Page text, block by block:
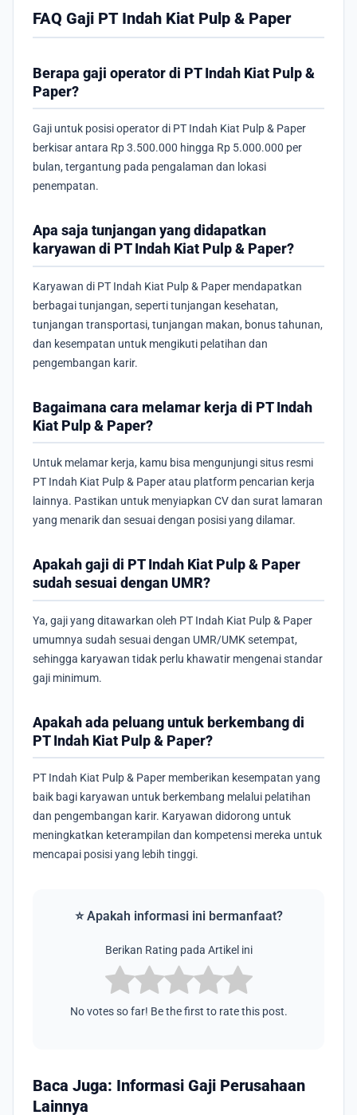
FAQ Gaji PT Indah Kiat Pulp & Paper
Berapa gaji operator di PT Indah Kiat Pulp &
Paper?
Gaji untuk posisi operator di PT Indah Kiat Pulp & Paper
berkisar antara Rp 3.500.000 hingga Rp 5.000.000 per
bulan, tergantung pada pengalaman dan lokasi
penempatan.
Apa saja tunjangan yang didapatkan
karyawan di PT Indah Kiat Pulp & Paper?
Karyawan di PT Indah Kiat Pulp & Paper mendapatkan
berbagai tunjangan, seperti tunjangan kesehatan,
tunjangan transportasi, tunjangan makan, bonus tahunan,
dan kesempatan untuk mengikuti pelatihan dan
pengembangan karir.
Bagaimana cara melamar kerja di PT Indah
Kiat Pulp & Paper?
Untuk melamar kerja, kamu bisa mengunjungi situs resmi
PT Indah Kiat Pulp & Paper atau platform pencarian kerja
lainnya. Pastikan untuk menyiapkan CV dan surat lamaran
yang menarik dan sesuai dengan posisi yang dilamar.
Apakah gaji di PT Indah Kiat Pulp & Paper
sudah sesuai dengan UMR?
Ya, gaji yang ditawarkan oleh PT Indah Kiat Pulp & Paper
umumnya sudah sesuai dengan UMR/UMK setempat,
sehingga karyawan tidak perlu khawatir mengenai standar
gaji minimum.
Apakah ada peluang untuk berkembang di
PT Indah Kiat Pulp & Paper?
PT Indah Kiat Pulp & Paper memberikan kesempatan yang
baik bagi karyawan untuk berkembang melalui pelatihan
dan pengembangan karir. Karyawan didorong untuk
meningkatkan keterampilan dan kompetensi mereka untuk
mencapai posisi yang lebih tinggi.
⭐ Apakah informasi ini bermanfaat?
Berikan Rating pada Artikel ini
No votes so far! Be the first to rate this post.
Baca Juga: Informasi Gaji Perusahaan
Lainnya